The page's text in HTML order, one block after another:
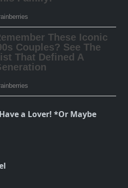
a Lover! *Or Maybe